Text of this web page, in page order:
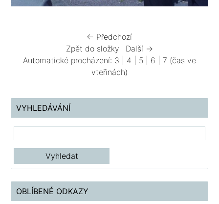
← Předchozí
Zpět do složky
Další →
Automatické procházení: 3 4 5 6 7 (čas ve
vteřinách)
VYHLEDÁVÁNÍ
OBLÍBENÉ ODKAZY